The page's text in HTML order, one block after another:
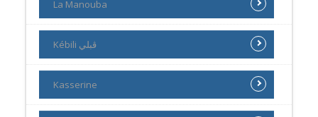
La Manouba
Kébili ڨبلي
Kasserine